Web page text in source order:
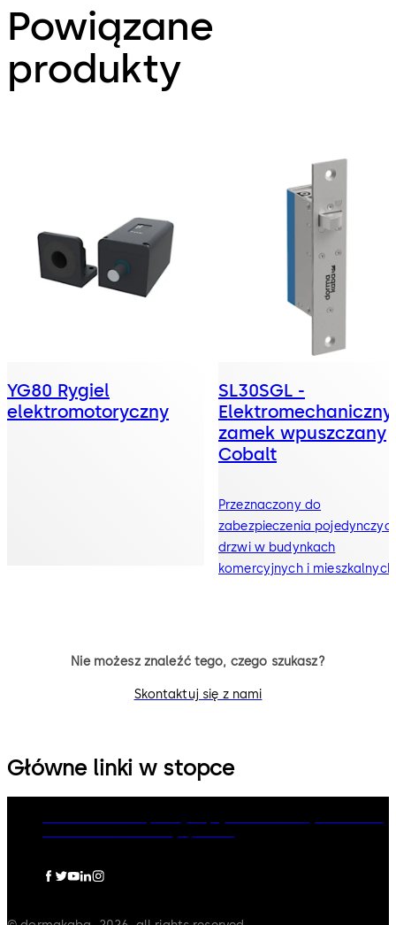
Powiązane
produkty
YG80 Rygiel
elektromotoryczny
SL30SGL -
Elektromechaniczny
zamek wpuszczany
Cobalt
Przeznaczony do
zabezpieczenia
drzwi w budynkach
komercyjnych i mieszkalnych
Nie możesz znaleźć tego, czego szukasz?
Skontaktuj się z nami
Główne linki w stopce